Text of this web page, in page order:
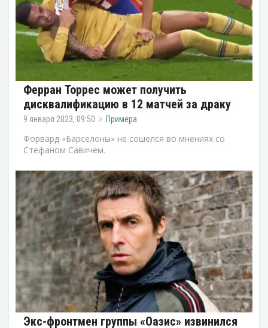
Ферран Торрес может получить
дисквалификацию в 12 матчей за драку
9 января 2023, 09:50 Примера
Форвард «Барселоны» не сошелся во мнениях со
Стефаном Савичем.
Экс-фронтмен группы «Оазис» извинился